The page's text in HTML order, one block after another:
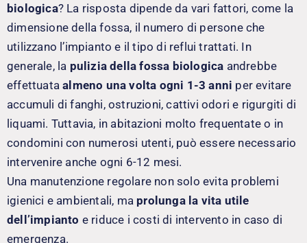
biologica? La risposta dipende da vari fattori, come la
dimensione della fossa, il numero di persone che
utilizzano l’impianto e il tipo di reflui trattati. In
generale, la pulizia della fossa biologica andrebbe
effettuataalmeno una volta ogni 1-3 anni per evitare
accumuli di fanghi, ostruzioni, cattivi odori e rigurgiti di
liquami. Tuttavia, in abitazioni molto frequentate o in
condomini con numerosi utenti, può essere necessario
intervenire anche ogni 6-12 mesi.
Una manutenzione regolare non solo evita problemi
igienici e ambientali, ma prolunga la vita utile
dell’impianto e riduce i costi di intervento in caso di
emergenza.